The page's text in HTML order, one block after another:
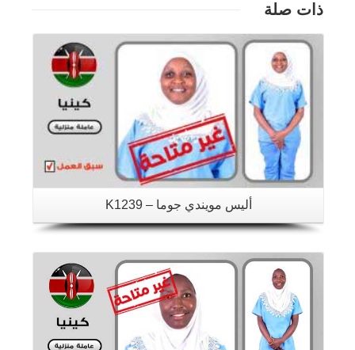
ذات صلة
أليس مويندي جوما – K1239